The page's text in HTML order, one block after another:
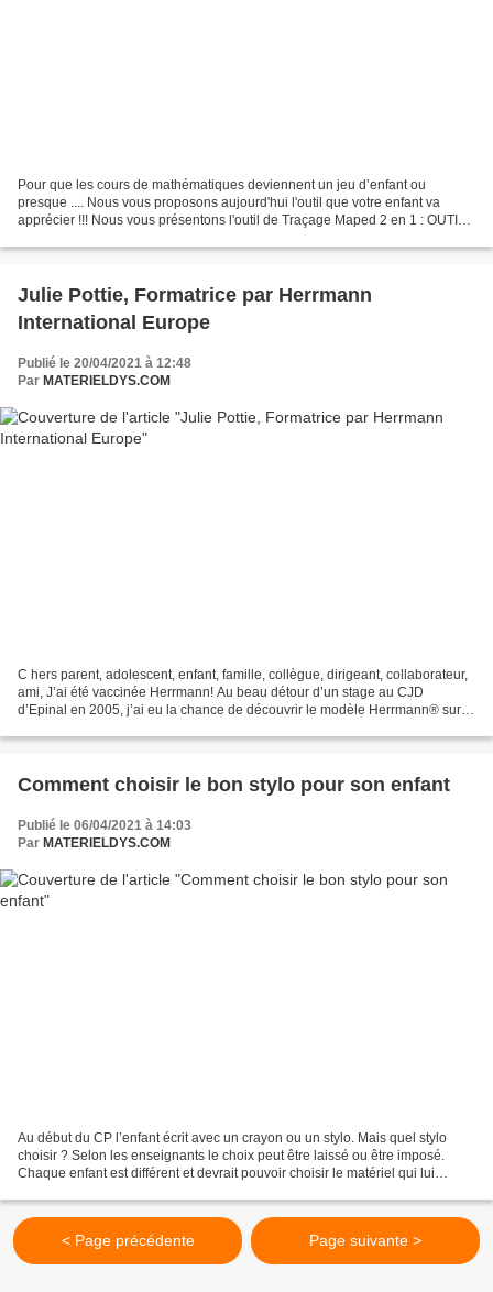
Pour que les cours de mathématiques deviennent un jeu d’enfant ou
presque .... Nous vous proposons aujourd'hui l'outil que votre enfant va
apprécier !!! Nous vous présentons l'outil de Traçage Maped 2 en 1 : OUTIL
Julie Pottie, Formatrice par Herrmann
International Europe
Publié le 20/04/2021 à 12:48
Par MATERIELDYS.COM
C hers parent, adolescent, enfant, famille, collègue, dirigeant, collaborateur,
ami, J’ai été vaccinée Herrmann! Au beau détour d’un stage au CJD
d’Epinal en 2005, j’ai eu la chance de découvrir le modèle Herrmann® sur
Comment choisir le bon stylo pour son enfant
Publié le 06/04/2021 à 14:03
Par MATERIELDYS.COM
Au début du CP l’enfant écrit avec un crayon ou un stylo. Mais quel stylo
choisir ? Selon les enseignants le choix peut être laissé ou être imposé.
Chaque enfant est différent et devrait pouvoir choisir le matériel qui lui
< Page précédente Page suivante >